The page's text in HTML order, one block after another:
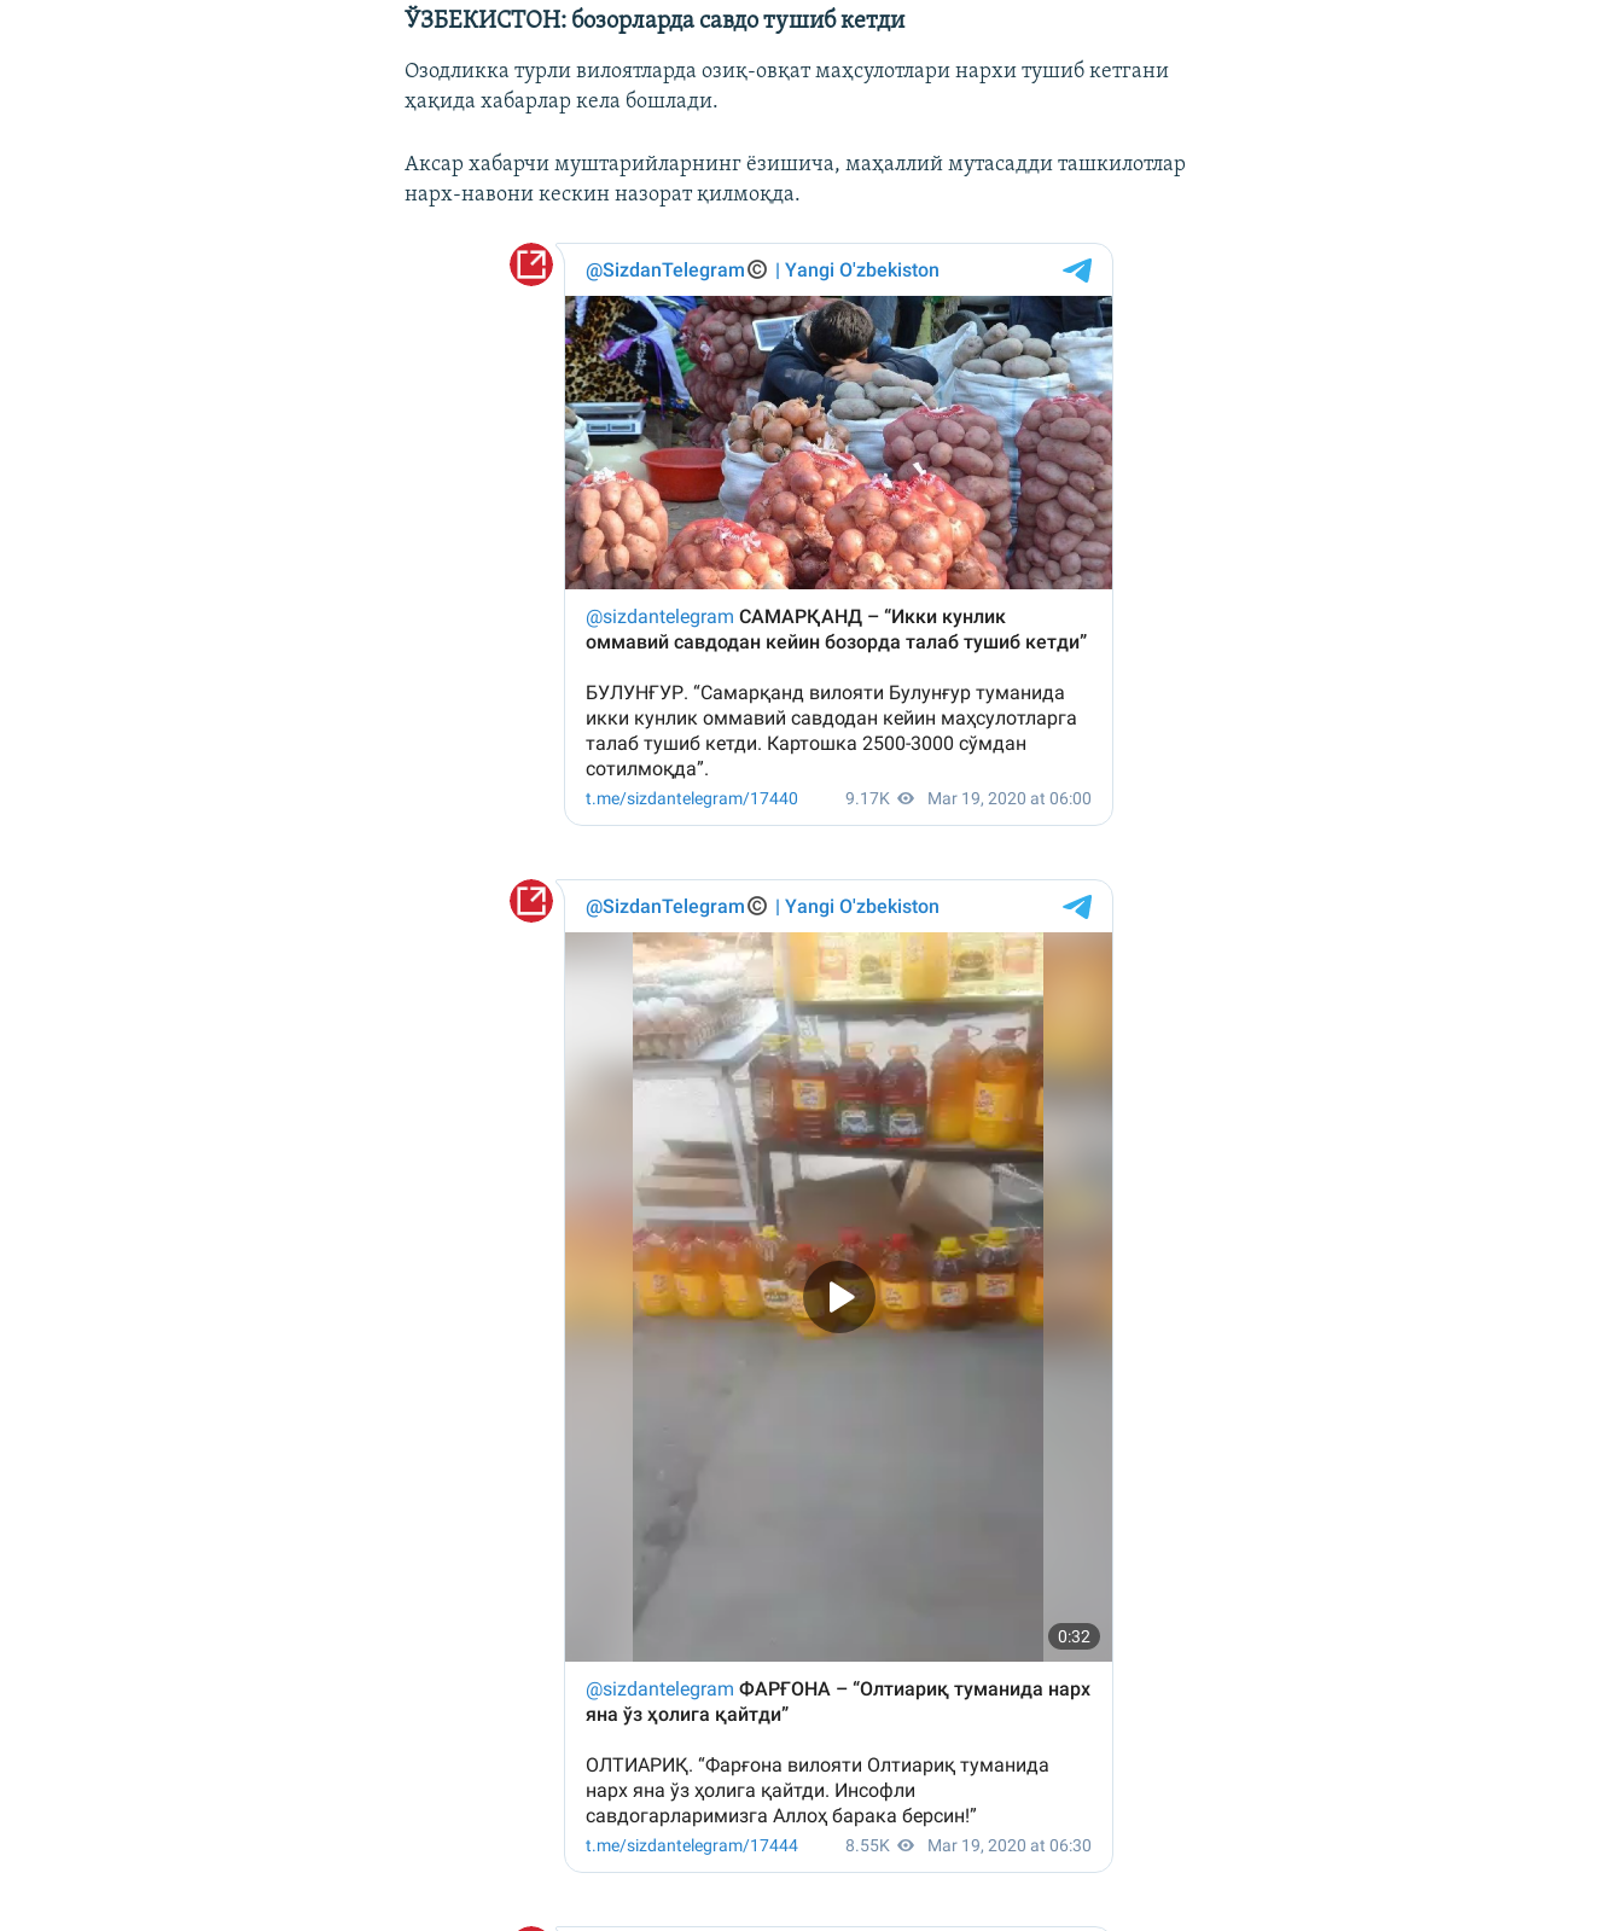
ЎЗБЕКИСТОН: бозорларда савдо тушиб кетди
Озодликка турли вилоятларда озиқ-овқат маҳсулотлари нархи тушиб кетгани
ҳақида хабарлар кела бошлади.
Аксар хабарчи муштарийларнинг ёзишича, маҳаллий мутасадди ташкилотлар
нарх-навони кескин назорат қилмоқда.